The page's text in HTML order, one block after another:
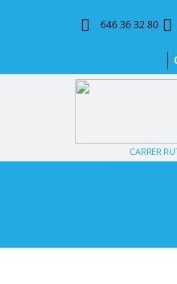
646 36 32 80
CARRER